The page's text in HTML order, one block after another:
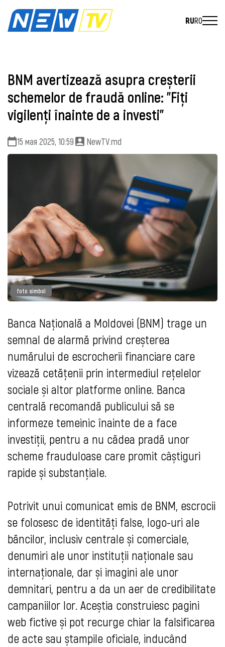
RURO
BNM avertizează asupra creșterii
schemelor de fraudă online: ”Fiți
vigilenți înainte de a investi”
15 мая 2025, 10:59 NewTV.md
foto simbol
Banca Națională a Moldovei (BNM) trage un
semnal de alarmă privind creșterea
numărului de escrocherii financiare care
vizează cetățenii prin intermediul rețelelor
sociale și altor platforme online. Banca
centrală recomandă publicului să se
informeze temeinic înainte de a face
investiții, pentru a nu cădea pradă unor
scheme frauduloase care promit câștiguri
rapide și substanțiale.
Potrivit unui comunicat emis de BNM, escrocii
se folosesc de identități false, logo-uri ale
băncilor, inclusiv centrale și comerciale,
denumiri ale unor instituții naționale sau
internaționale, dar și imagini ale unor
demnitari, pentru a da un aer de credibilitate
campaniilor lor. Aceștia construiesc pagini
web fictive și pot recurge chiar la falsificarea
de acte sau ștampile oficiale, inducând